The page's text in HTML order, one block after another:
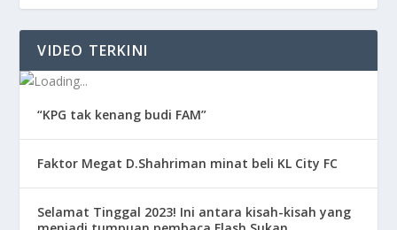
VIDEO TERKINI
“KPG tak kenang budi FAM”
Faktor Megat D.Shahriman minat beli KL City FC
Selamat Tinggal 2023! Ini antara kisah-kisah yang